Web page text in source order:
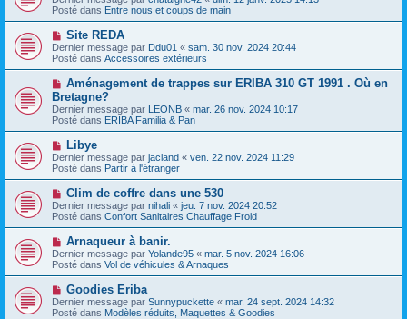
a
g
e
m
e
s
s
a
g
u
v
e
a
u
m
e
s
s
a
g
e
Posté dans Entre nous et coups de main
N
o
u
v
a
u
m
e
s
s
a
g
e
Site REDA
Dernier message par Ddu01 « sam. 30 nov. 2024 20:44
Posté dans Accessoires extérieurs
N
u
v
e
a
m
e
s
s
g
e
Aménagement de trappes sur ERIBA 310 GT 1991 . Où en
Bretagne?
Dernier message par LEONB « mar. 26 nov. 2024 10:17
Posté dans ERIBA Familia & Pan
N
o
u
v
a
u
m
e
s
s
a
g
e
Libye
Dernier message par jacland « ven. 22 nov. 2024 11:29
Posté dans Partir à l'étranger
N
o
u
v
a
u
m
e
s
s
a
Clim de coffre dans une 530
Dernier message par nihali « jeu. 7 nov. 2024 20:52
Posté dans Confort Sanitaires Chauffage Froid
N
o
u
v
a
u
m
Arnaqueur à banir.
Dernier message par Yolande95 « mar. 5 nov. 2024 16:06
Posté dans Vol de véhicules & Arnaques
N
o
u
Goodies Eriba
Dernier message par Sunnypuckette « mar. 24 sept. 2024 14:32
Posté dans Modèles réduits, Maquettes & Goodies